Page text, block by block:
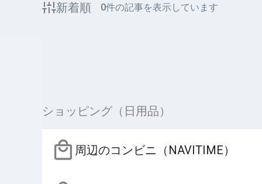
新着順 0件の記事を表示しています
ショッピング（日用品）
周辺のコンビニ（NAVITIME）